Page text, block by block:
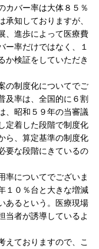
カバー率は大体８５％
知しておりますが、
、進歩によって医療費
ー率だけではなく、１
か検証をしていただき
の制度化についてでご
及率は、全国的に６割
、昭和５９年の当審議
定着した段階で制度化
ら、算定基準の制度化
要な段階にきているの
率についてでございま
１０％台と大きな増減
あるという。医療現場
当者が誘導しているよ
ておりますので、こ